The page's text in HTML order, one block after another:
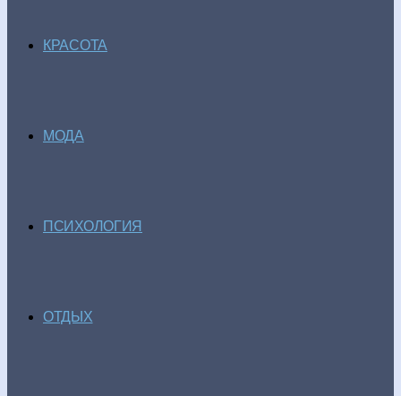
КРАСОТА
МОДА
ПСИХОЛОГИЯ
ОТДЫХ